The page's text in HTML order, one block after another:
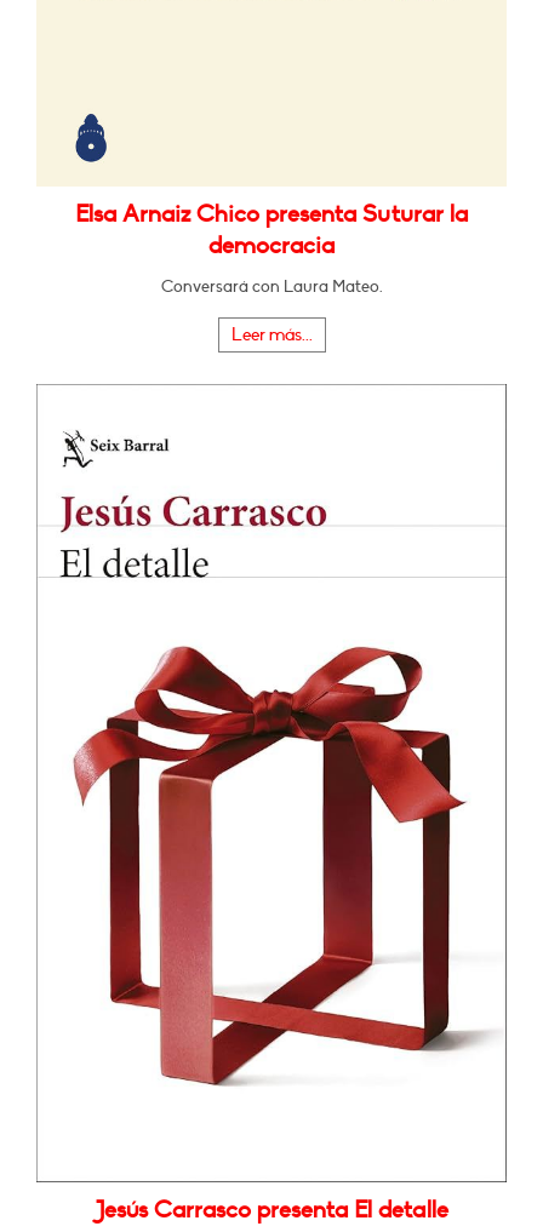
Elsa Arnaiz Chico presenta Suturar la
democracia
Conversará con Laura Mateo.
Leer más...
Jesús Carrasco presenta El detalle